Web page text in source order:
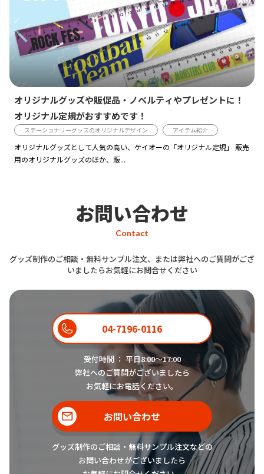
オリジナルグッズや販促品・ノベルティやプレゼントに！
オリジナル定規がおすすめです！
ステーショナリーグッズのオリジナルデザイン アイテム紹介
オリジナルグッズとして人気の高い、ケイオーの「オリジナル定規」 販売
用のオリジナルグッズのほか、販...
お問い合わせ
Contact
グッズ制作のご相談・無料サンプル注文、または弊社へのご質問がござ
いましたらお気軽にお問合せください
04-7196-0116
受付時間 ： 平日8:00〜17:00
弊社へのご質問がございましたら
お気軽にお電話ください。
お問い合わせ
グッズ制作のご相談・無料サンプル注文などの
お問い合わせがございましたら